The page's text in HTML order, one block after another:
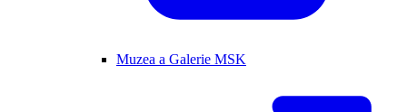
Muzea a Galerie MSK